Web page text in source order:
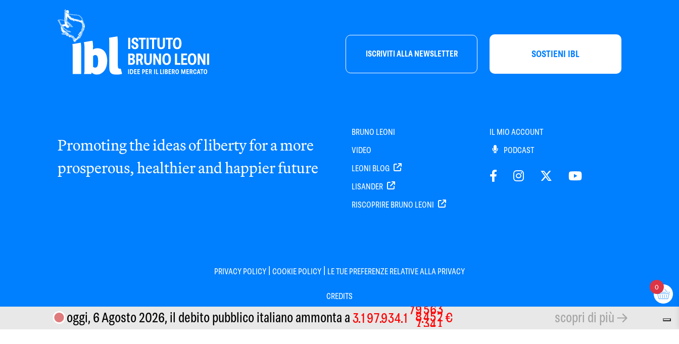
ISCRIVITI ALLA NEWSLETTER SOSTIENI IBL
Promoting the ideas of liberty for a more
prosperous, healthier and happier future
BRUNO LEONI
VIDEO
LEONI BLOG
LISANDER
RISCOPRIRE BRUNO LEONI
IL MIO ACCOUNT
PODCAST
PRIVACY POLICY | COOKIE POLICY | LE TUE PREFERENZE RELATIVE ALLA PRIVACY
CREDITS
oggi, 6 Agosto 2026,il debito pubblico italianoammonta a3197934180674€ scopri di più
0